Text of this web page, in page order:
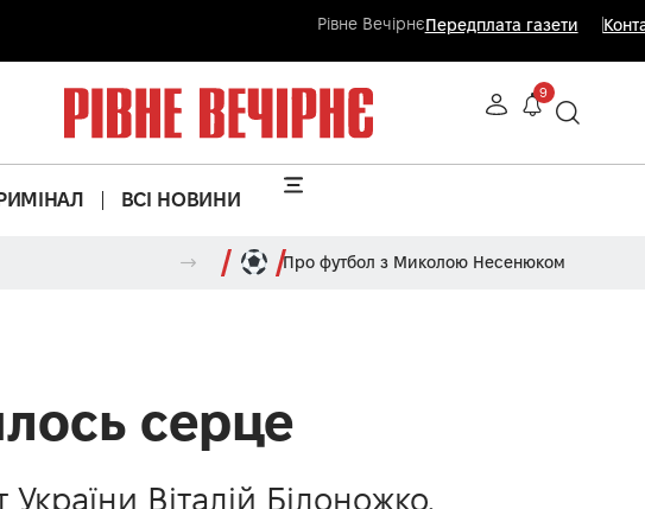
Рівне ВечірнєПередплата газети
9
ВСІ НОВИНИ
Про футбол з Миколою Несенюком
серце
Віталій Білоножко.